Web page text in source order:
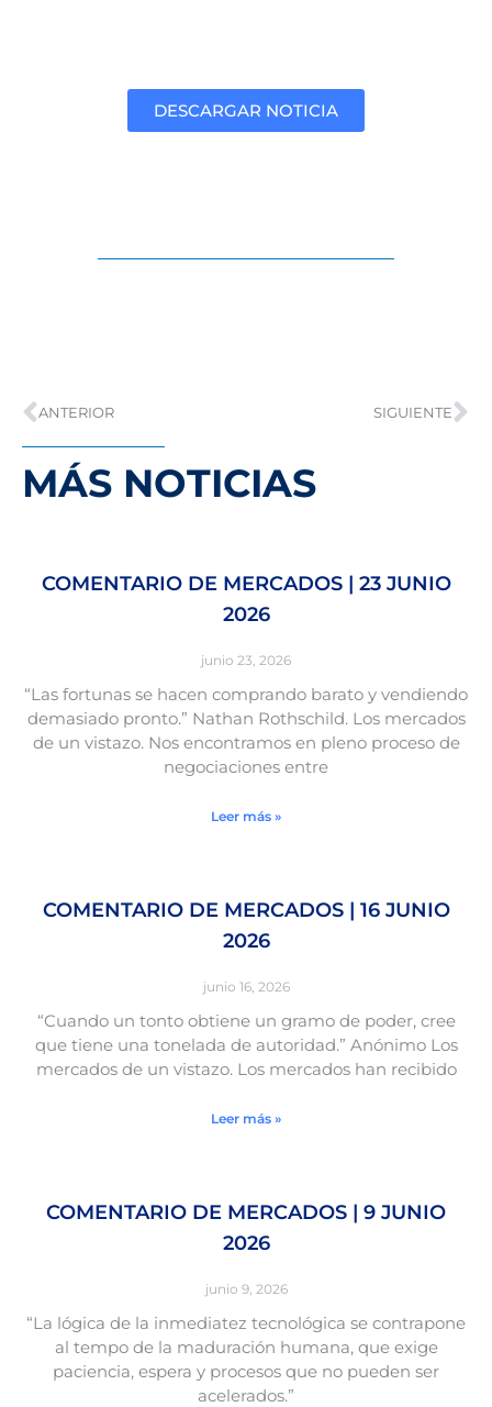
DESCARGAR NOTICIA
ANTERIOR SIGUIENTE
MÁS NOTICIAS
COMENTARIO DE MERCADOS | 23 JUNIO
2026
junio 23, 2026
“Las fortunas se hacen comprando barato y vendiendo
demasiado pronto.” Nathan Rothschild. Los mercados
de un vistazo. Nos encontramos en pleno proceso de
negociaciones entre
Leer más »
COMENTARIO DE MERCADOS | 16 JUNIO
2026
junio 16, 2026
“Cuando un tonto obtiene un gramo de poder, cree
que tiene una tonelada de autoridad.” Anónimo Los
mercados de un vistazo. Los mercados han recibido
Leer más »
COMENTARIO DE MERCADOS | 9 JUNIO
2026
junio 9, 2026
“La lógica de la inmediatez tecnológica se contrapone
al tempo de la maduración humana, que exige
paciencia, espera y procesos que no pueden ser
acelerados.”